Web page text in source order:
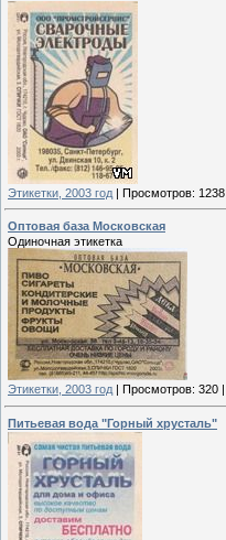
Этикетки, 2003 год | Просмотров: 1238
Оптовая база Московская
Одиночная этикетка
Этикетки, 2003 год| Просмотров: 320
Питьевая вода "Горный хрусталь"